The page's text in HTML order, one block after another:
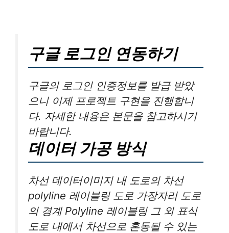
구글 로그인 연동하기
구글의 로그인 인증정보를 발급 받았
으니 이제 프로젝트 구현을 진행합니
다. 자세한 내용은 본문을 참고하시기
바랍니다.
데이터 가공 방식
차선 데이터이미지 내 도로의 차선
polyline 레이블링 도로 가장자리 도로
의 경계 Polyline 레이블링 그 외 표식
도로 내에서 차선으로 혼동될 수 있는